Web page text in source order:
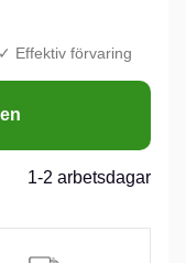
Effektiv förvaring
1-2 arbetsdagar